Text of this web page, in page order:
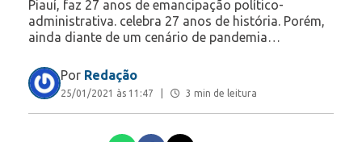
Piauí, faz 27 anos de emancipação político-
administrativa. celebra 27 anos de história. Porém,
ainda diante de um cenário de pandemia…
Por Redação
25/01/2021 às 11:47 3 min de leitura